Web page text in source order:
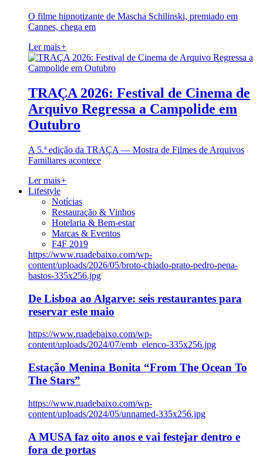
O filme hipnotizante de Mascha Schilinski, premiado em
Cannes, chega em
Ler mais+
TRAÇA 2026: Festival de Cinema de
Arquivo Regressa a Campolide em
Outubro
A 5.ª edição da TRAÇA — Mostra de Filmes de Arquivos
Familiares acontece
Ler mais+
Lifestyle
Notícias
Restauração & Vinhos
Hotelaria & Bem-estar
Marcas & Eventos
F4F 2019
https://www.ruadebaixo.com/wp-
content/uploads/2026/05/broto-chiado-prato-pedro-pena-
bastos-335x256.jpg
De Lisboa ao Algarve: seis restaurantes para
reservar este maio
https://www.ruadebaixo.com/wp-
content/uploads/2024/07/emb_elenco-335x256.jpg
Estação Menina Bonita “From The Ocean To
The Stars”
https://www.ruadebaixo.com/wp-
content/uploads/2024/05/unnamed-335x256.jpg
A MUSA faz oito anos e vai festejar dentro e
fora de portas